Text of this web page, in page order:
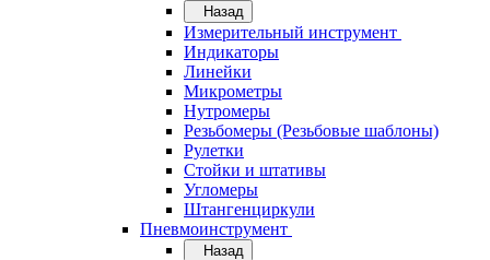
Назад
Измерительный инструмент
Индикаторы
Линейки
Микрометры
Нутромеры
Резьбомеры (Резьбовые шаблоны)
Рулетки
Стойки и штативы
Угломеры
Штангенциркули
Пневмоинструмент
Назад